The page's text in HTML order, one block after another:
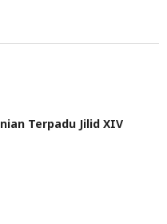
Terpadu Jilid XIV